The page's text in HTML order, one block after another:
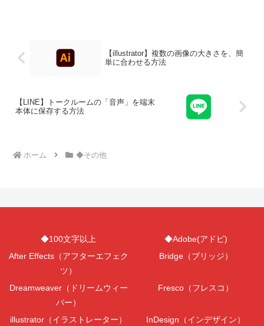
【illustrator】複数の画像の大きさを、簡
単に合わせる方法
【LINE】トークルームの「音声」を端末
本体に保存する方法
ホーム ◆その他
◆100文字以上
◆Adobe(アドビ)
After Effects（アフターエフェク
ツ）
Bridge（ブリッジ）
Dreamweaver（ドリームウィー
バー）
Fresco（フレスコ）
illustrator（イラストレーター）
InDesign（インデザイン）